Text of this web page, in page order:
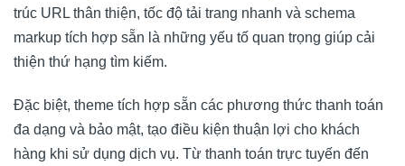
trúc URL thân thiện, tốc độ tải trang nhanh và schema
markup tích hợp sẵn là những yếu tố quan trọng giúp cải
thiện thứ hạng tìm kiếm.
Đặc biệt, theme tích hợp sẵn các phương thức thanh toán
đa dạng và bảo mật, tạo điều kiện thuận lợi cho khách
hàng khi sử dụng dịch vụ. Từ thanh toán trực tuyến đến